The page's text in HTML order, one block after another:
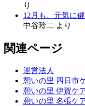
り
12月も、元気に
中谷玲二 より
関連ページ
運営法人
憩いの里 四日市
憩いの里 伊賀ケ
憩いの里 名張ケ